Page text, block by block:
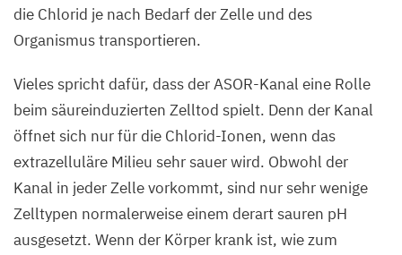
die Chlorid je nach Bedarf der Zelle und des
Organismus transportieren.
Vieles spricht dafür, dass der ASOR-Kanal eine Rolle
beim säureinduzierten Zelltod spielt. Denn der Kanal
öffnet sich nur für die Chlorid-Ionen, wenn das
extrazelluläre Milieu sehr sauer wird. Obwohl der
Kanal in jeder Zelle vorkommt, sind nur sehr wenige
Zelltypen normalerweise einem derart sauren pH
ausgesetzt. Wenn der Körper krank ist, wie zum